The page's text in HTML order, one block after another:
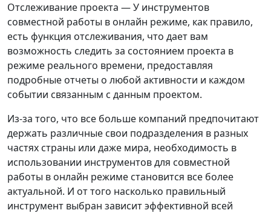
Отслеживание проекта — У инструментов
совместной работы в онлайн режиме, как правило,
есть функция отслеживания, что дает вам
возможность следить за состоянием проекта в
режиме реального времени, предоставляя
подробные отчеты о любой активности и каждом
событии связанным с данным проектом.
Из-за того, что все больше компаний предпочитают
держать различные свои подразделения в разных
частях страны или даже мира, необходимость в
использовании инструментов для совместной
работы в онлайн режиме становится все более
актуальной. И от того насколько правильный
инструмент выбран зависит эффективной всей